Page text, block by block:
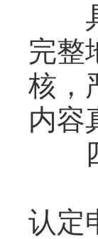
具
完整
核，
内容
（
认定